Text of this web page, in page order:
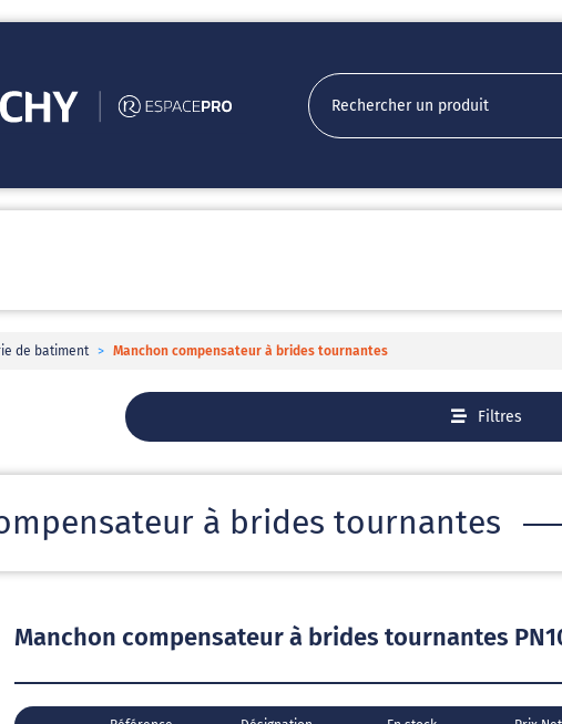
de batiment > Manchon compensateur à brides tournantes
Filtres
à brides tournantes
Manchon compensateur à brides tournantes